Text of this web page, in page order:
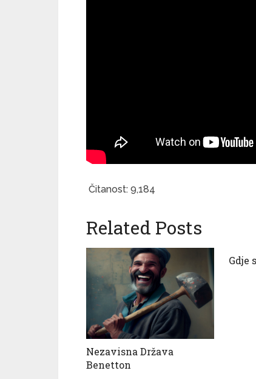
Čitanost: 9,184
Related Posts
Nezavisna Država
Benetton
Gdje